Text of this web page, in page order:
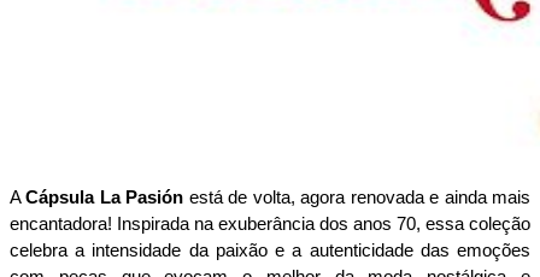
A Cápsula La Pasión está de volta, agora renovada e ainda mais
encantadora! Inspirada na exuberância dos anos 70, essa coleção
celebra a intensidade da paixão e a autenticidade das emoções